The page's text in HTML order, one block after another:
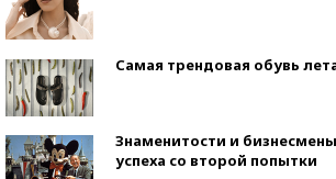
Самая трендовая обувь
Знаменитости и
успеха со второй попытки